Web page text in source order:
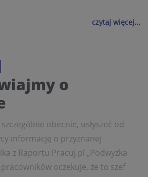
czytaj więcej...
o
obecnie, usłyszeć od
informację o przyznanej
z Raportu Pracuj.pl „Podwyżka
pracowników oczekuje, że to szef